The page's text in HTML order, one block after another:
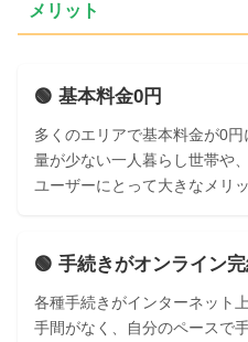
メリット
🟢 基本料金0円
多くのエリアで基本料金が0
量が少ない一人暮らし世帯や
ユーザーにとって大きなメリッ
🟢 手続きがオンライン
各種手続きがインターネット
手間がなく、自分のペースで